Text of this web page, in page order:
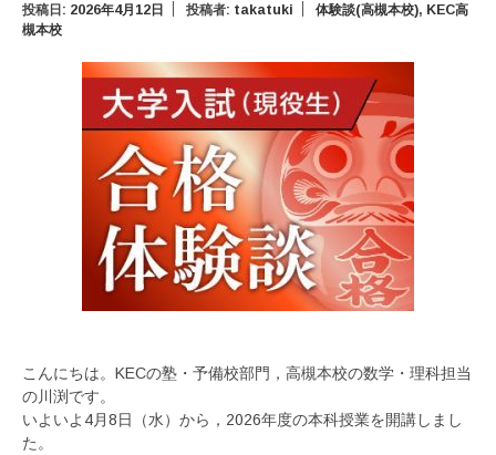
投稿日: 2026年4月12日 投稿者: takatuki 体験談(高槻本校), KEC高
槻本校
こんにちは。KECの塾・予備校部門，高槻本校の数学・理科担当
の川渕です。
いよいよ4月8日（水）から，2026年度の本科授業を開講しまし
た。